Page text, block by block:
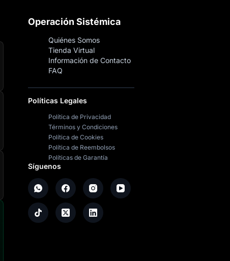
Operación Sistémica
Quiénes Somos
Tienda Virtual
Información de Contacto
FAQ
Políticas Legales
Política de Privacidad
Términos y Condiciones
Política de Cookies
Política de Reembolsos
Políticas de Garantía
Síguenos